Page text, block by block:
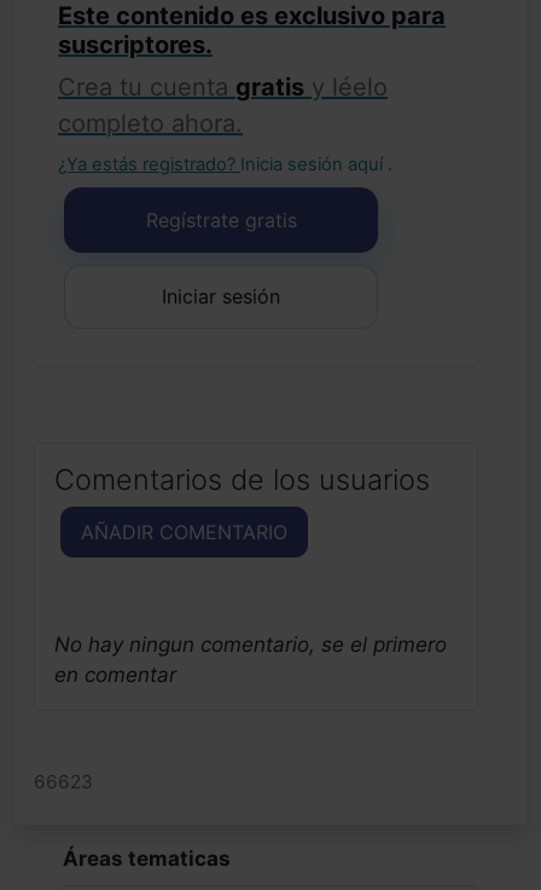
Este contenido es exclusivo para
suscriptores.
Crea tu cuenta gratis y léelo
completo ahora.
¿Ya estás registrado? Inicia sesión aquí .
Regístrate gratis
Iniciar sesión
Comentarios de los usuarios
AÑADIR COMENTARIO
No hay ningun comentario, se el primero
en comentar
66623
Áreas tematicas